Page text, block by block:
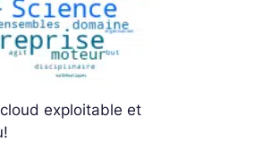
exploitable et